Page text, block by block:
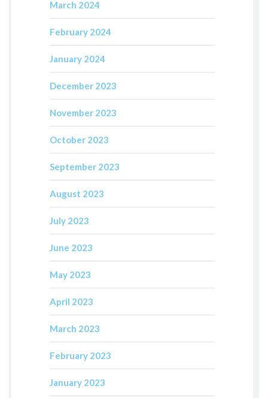
March 2024
February 2024
January 2024
December 2023
November 2023
October 2023
September 2023
August 2023
July 2023
June 2023
May 2023
April 2023
March 2023
February 2023
January 2023